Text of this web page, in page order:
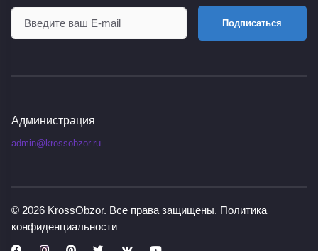
Подписаться
Администрация
admin@krossobzor.ru
© 2026 KrossObzor. Все права защищены. Политика
конфиденциальности